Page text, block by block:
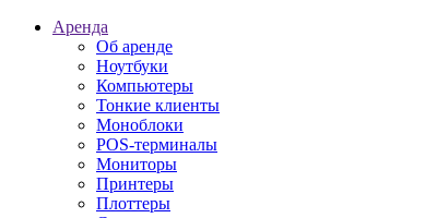
Аренда
Об аренде
Ноутбуки
Компьютеры
Тонкие клиенты
Моноблоки
POS-терминалы
Мониторы
Принтеры
Плоттеры